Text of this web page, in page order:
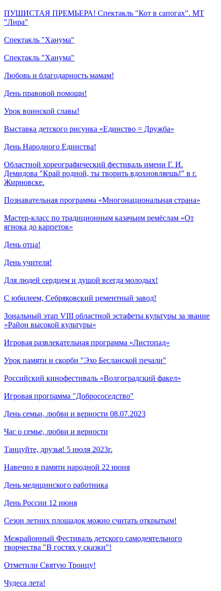
ПУШИСТАЯ ПРЕМЬЕРА! Спектакль "Кот в сапогах". МТ
"Лира"
Спектакль "Ханума"
Спектакль "Ханума"
Любовь и благодарность мамам!
День правовой помощи!
Урок воинской славы!
Выставка детского рисунка «Единство = Дружба»
День Народного Единства!
Областной хореографический фестиваль имени Г. И.
Демидова "Край родной, ты творить вдохновляешь!" в г.
Жирновске.
Познавательная программа «Многонациональная страна»
Мастер-класс по традиционным казачьим ремёслам «От
ягнока до карпеток»
День отца!
День учителя!
Для людей сердцем и душой всегда молодых!
С юбилеем, Себряковский цементный завод!
Зональный этап VIII областной эстафеты культуры за звание
«Район высокой культуры»
Игровая развлекательная программа «Листопад»
Урок памяти и скорби "Эхо Бесланской печали"
Российский кинофестиваль «Волгоградский факел»
Игровая программа "Добрососедство"
День семьи, любви и верности 08.07.2023
Час о семье, любви и верности
Танцуйте, друзья! 5 июля 2023г.
Навечно в памяти народной 22 июня
День медицинского работника
День России 12 июня
Сезон летних площадок можно считать открытым!
Межрайонный Фестиваль детского самодеятельного
творчества "В гостях у сказки"!
Отметили Святую Троицу!
Чудеса лета!